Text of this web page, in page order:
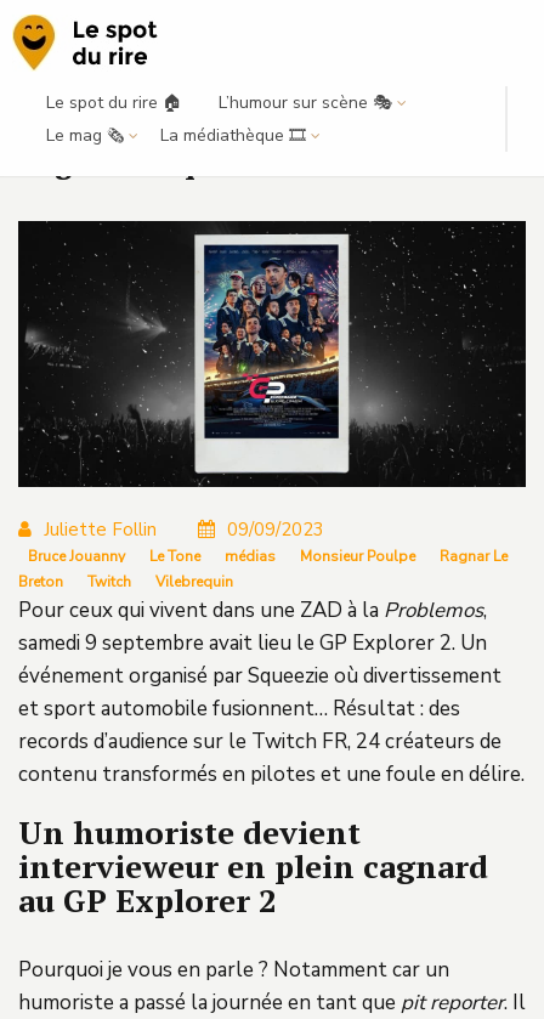
Le spot du rire 🏠
L’humour sur scène 🎭
Le mag 🗞️
La médiathèque 🎞️
Parlons du GP Explorer 2 avec un
Juliette Follin 09/09/2023
Bruce Jouanny Le Tone médias Monsieur Poulpe
Ragnar Le
Breton
Twitch Vilebrequin
Pour ceux qui vivent dans une ZAD à la Problemos,
samedi 9 septembre avait lieu le GP Explorer 2. Un
événement organisé par Squeezie où divertissement
et sport automobile fusionnent… Résultat : des
records d’audience sur le Twitch FR, 24 créateurs de
contenu transformés en pilotes et une foule en délire.
Un humoriste devient
intervieweur en plein cagnard
au GP Explorer 2
Pourquoi je vous en parle ? Notamment car un
humoriste a passé la journée en tant que pit reporter. Il